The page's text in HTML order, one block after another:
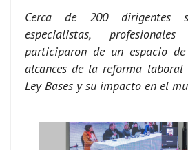
Cerca de 200 dirigentes
especialistas,
participaron de un espacio
alcances de la reforma
Ley Bases y su impacto en el